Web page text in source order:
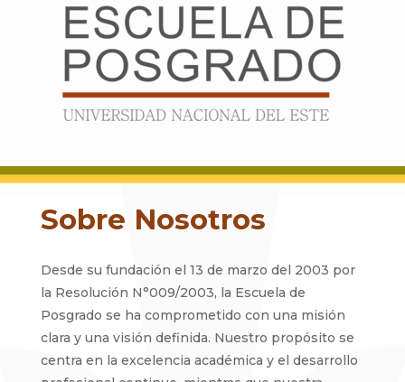
Sobre Nosotros
Desde su fundación el 13 de marzo del 2003 por
la Resolución N°009/2003, la Escuela de
Posgrado se ha comprometido con una misión
clara y una visión definida. Nuestro propósito se
centra en la excelencia académica y el desarrollo